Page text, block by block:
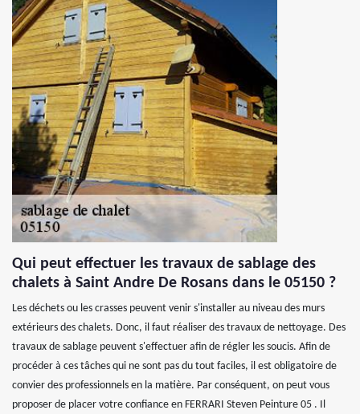
Qui peut effectuer les travaux de sablage des
chalets à Saint Andre De Rosans dans le 05150 ?
Les déchets ou les crasses peuvent venir s'installer au niveau des murs
extérieurs des chalets. Donc, il faut réaliser des travaux de nettoyage. Des
travaux de sablage peuvent s'effectuer afin de régler les soucis. Afin de
procéder à ces tâches qui ne sont pas du tout faciles, il est obligatoire de
convier des professionnels en la matière. Par conséquent, on peut vous
proposer de placer votre confiance en FERRARI Steven Peinture 05 . Il